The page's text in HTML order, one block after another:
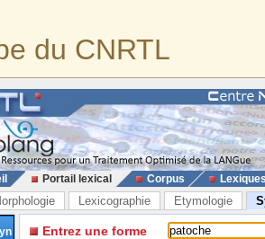
du CNRTL
Portail lexical Corpus
Lexicographie Etymologie
Entrez une forme